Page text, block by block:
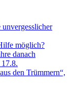
möglich?
danach
den Trümmern“,